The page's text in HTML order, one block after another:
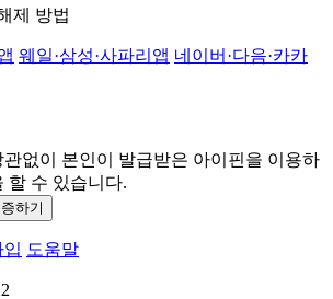
제 방법
웨일·삼성·사파리앱 네이버·다음·카카
없이 본인이 발급받은 아이핀을 이용하
할 수 있습니다.
하기
도움말